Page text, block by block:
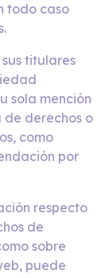
todo caso
titulares
sola mención
de derechos o
como
por
respecto
de
sobre
puede